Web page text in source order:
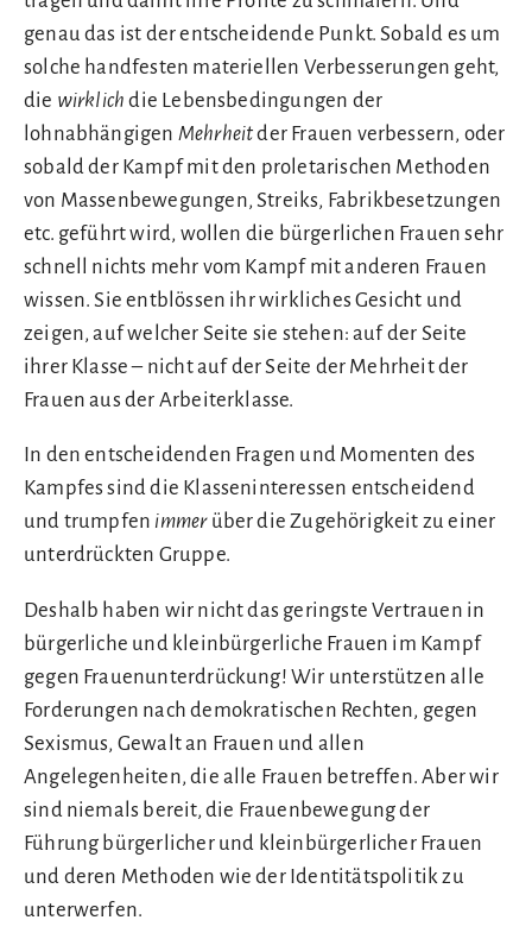
genau das ist der entscheidende Punkt. Sobald es um
solche handfesten materiellen Verbesserungen geht,
die wirklichdie Lebensbedingungen der
lohnabhängigen Mehrheitder Frauen verbessern, oder
sobald der Kampf mit den proletarischen Methoden
von Massenbewegungen, Streiks, Fabrikbesetzungen
etc. geführt wird, wollen die bürgerlichen Frauen sehr
schnell nichts mehr vom Kampf mit anderen Frauen
wissen. Sie entblössen ihr wirkliches Gesicht und
zeigen, auf welcher Seite sie stehen: auf der Seite
ihrer Klasse – nicht auf der Seite der Mehrheit der
Frauen aus der Arbeiterklasse.
In den entscheidenden Fragen und Momenten des
Kampfes sind die Klasseninteressen entscheidend
und trumpfen immerüber die Zugehörigkeit zu einer
unterdrückten Gruppe.
Deshalb haben wir nicht das geringste Vertrauen in
bürgerliche und kleinbürgerliche Frauen im Kampf
gegen Frauenunterdrückung! Wir unterstützen alle
Forderungen nach demokratischen Rechten, gegen
Sexismus, Gewalt an Frauen und allen
Angelegenheiten, die alle Frauen betreffen. Aber wir
sind niemals bereit, die Frauenbewegung der
Führung bürgerlicher und kleinbürgerlicher Frauen
und deren Methoden wie der Identitätspolitik zu
unterwerfen.